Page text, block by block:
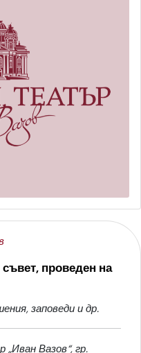
проведен на
заповеди и др.
Вазов“, гр.